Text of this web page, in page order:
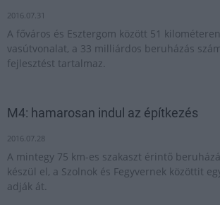
2016.07.31
A főváros és Esztergom között 51
vasútvonalat, a 33 milliárdos beruházás
fejlesztést tartalmaz.
M4: hamarosan indul az építkezés
2016.07.28
A mintegy 75 km-es szakaszt érintő
készül el, a Szolnok és Fegyvernek közöttit
adják át.